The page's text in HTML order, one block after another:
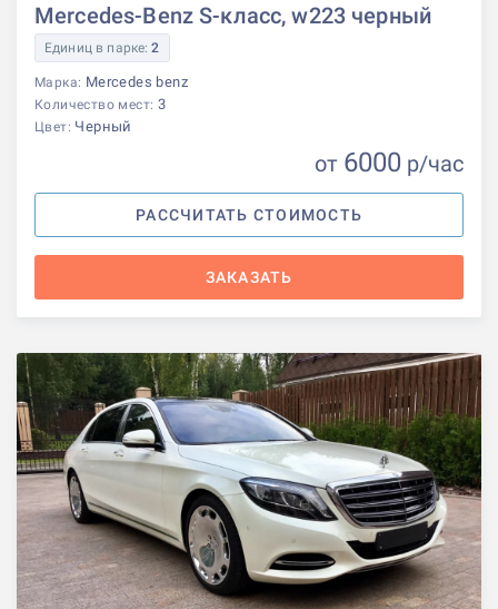
Mercedes-Benz S-класс, w223 черный
Единиц в парке:2
Марка: Mercedes benz
Количество мест: 3
Цвет: Черный
от 6000 р/час
РАССЧИТАТЬ СТОИМОСТЬ
ЗАКАЗАТЬ